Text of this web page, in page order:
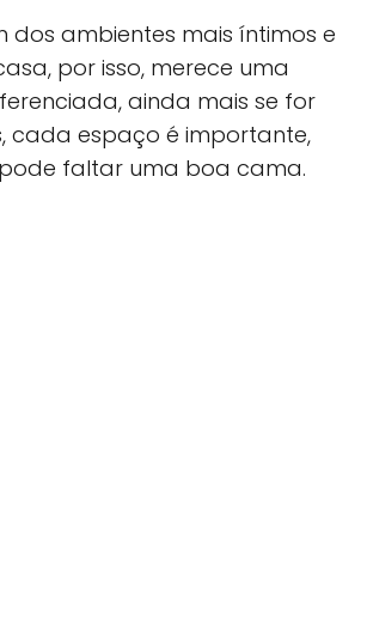
dos ambientes mais íntimos e
por isso, merece uma
ainda mais se for
cada espaço é importante,
faltar uma boa cama.